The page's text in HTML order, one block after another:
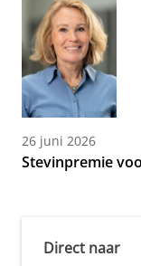
26 juni 2026
Stevinpremie
Direct naar